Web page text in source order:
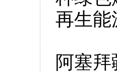
再生能
阿塞